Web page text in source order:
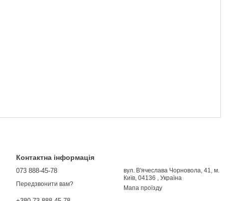
Контактна інформація
073 888-45-78
Передзвонити вам?
вул. В'ячеслава Чорновола, 41, м.
Київ, 04136 , Україна
Мапа проїзду